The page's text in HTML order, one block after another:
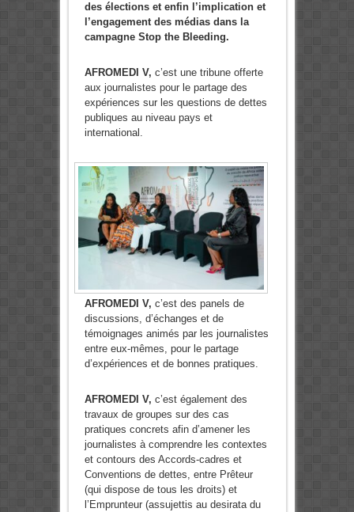
des élections et enfin l’implication et
l’engagement des médias dans la
campagne Stop the Bleeding.
AFROMEDI V, c’est une tribune offerte
aux journalistes pour le partage des
expériences sur les questions de dettes
publiques au niveau pays et
international.
AFROMEDI V, c’est des panels de
discussions, d’échanges et de
témoignages animés par les journalistes
entre eux-mêmes, pour le partage
d’expériences et de bonnes pratiques.
AFROMEDI V, c’est également des
travaux de groupes sur des cas
pratiques concrets afin d’amener les
journalistes à comprendre les contextes
et contours des Accords-cadres et
Conventions de dettes, entre Prêteur
(qui dispose de tous les droits) et
l’Emprunteur (assujettis au desirata du